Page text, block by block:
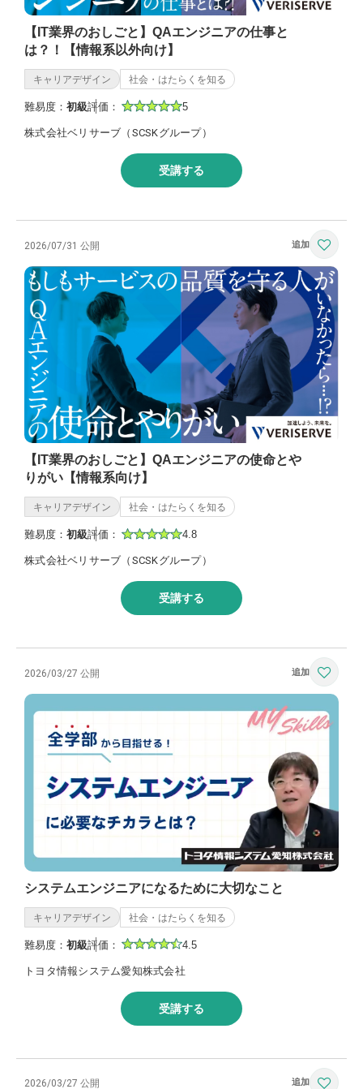
【IT業界のおしごと】QAエンジニアの仕事と
は？！【情報系以外向け】
キャリアデザイン 社会・はたらくを知る
難易度： 初級評価： 5
株式会社ベリサーブ（SCSKグループ）
受講する
2026/07/31 公開
【IT業界のおしごと】QAエンジニアの使命とや
りがい【情報系向け】
キャリアデザイン 社会・はたらくを知る
難易度： 初級評価： 4.8
株式会社ベリサーブ（SCSKグループ）
受講する
2026/03/27 公開
システムエンジニアになるために大切なこと
キャリアデザイン 社会・はたらくを知る
難易度： 初級評価： 4.5
トヨタ情報システム愛知株式会社
受講する
2026/03/27 公開